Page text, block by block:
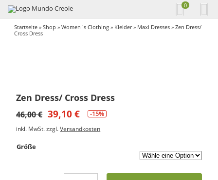
0
Startseite »Shop »Women´s Clothing » Kleider» Maxi Dresses » Zen Dress/
Cross Dress
Zen Dress/ Cross Dress
46,00€ 39,10€ -15%
inkl. MwSt. zzgl.Versandkosten
Größe